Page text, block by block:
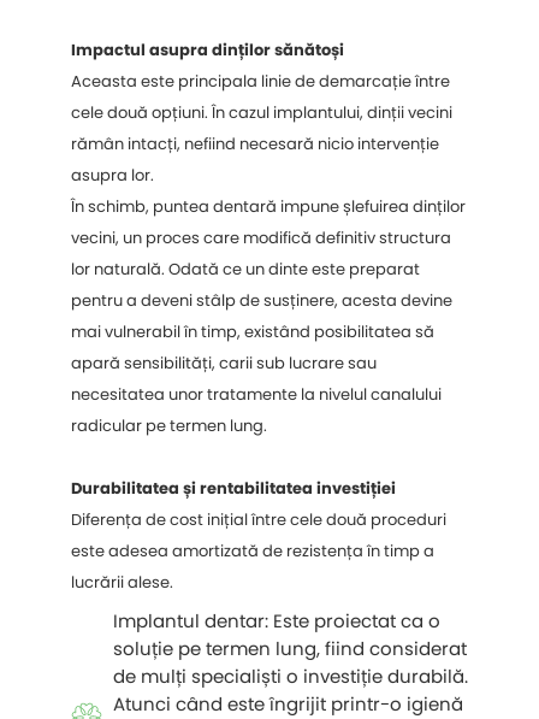
Impactul asupra dinților sănătoși
Aceasta este principala linie de demarcație între
cele două opțiuni. În cazul implantului, dinții vecini
rămân intacți, nefiind necesară nicio intervenție
asupra lor.
În schimb, puntea dentară impune șlefuirea dinților
vecini, un proces care modifică definitiv structura
lor naturală. Odată ce un dinte este preparat
pentru a deveni stâlp de susținere, acesta devine
mai vulnerabil în timp, existând posibilitatea să
apară sensibilități, carii sub lucrare sau
necesitatea unor tratamente la nivelul canalului
radicular pe termen lung.
Durabilitatea și rentabilitatea investiției
Diferența de cost inițial între cele două proceduri
este adesea amortizată de rezistența în timp a
lucrării alese.
Implantul dentar: Este proiectat ca o
soluție pe termen lung, fiind considerat
de mulți specialiști o investiție durabilă.
Atunci când este îngrijit printr-o igienă